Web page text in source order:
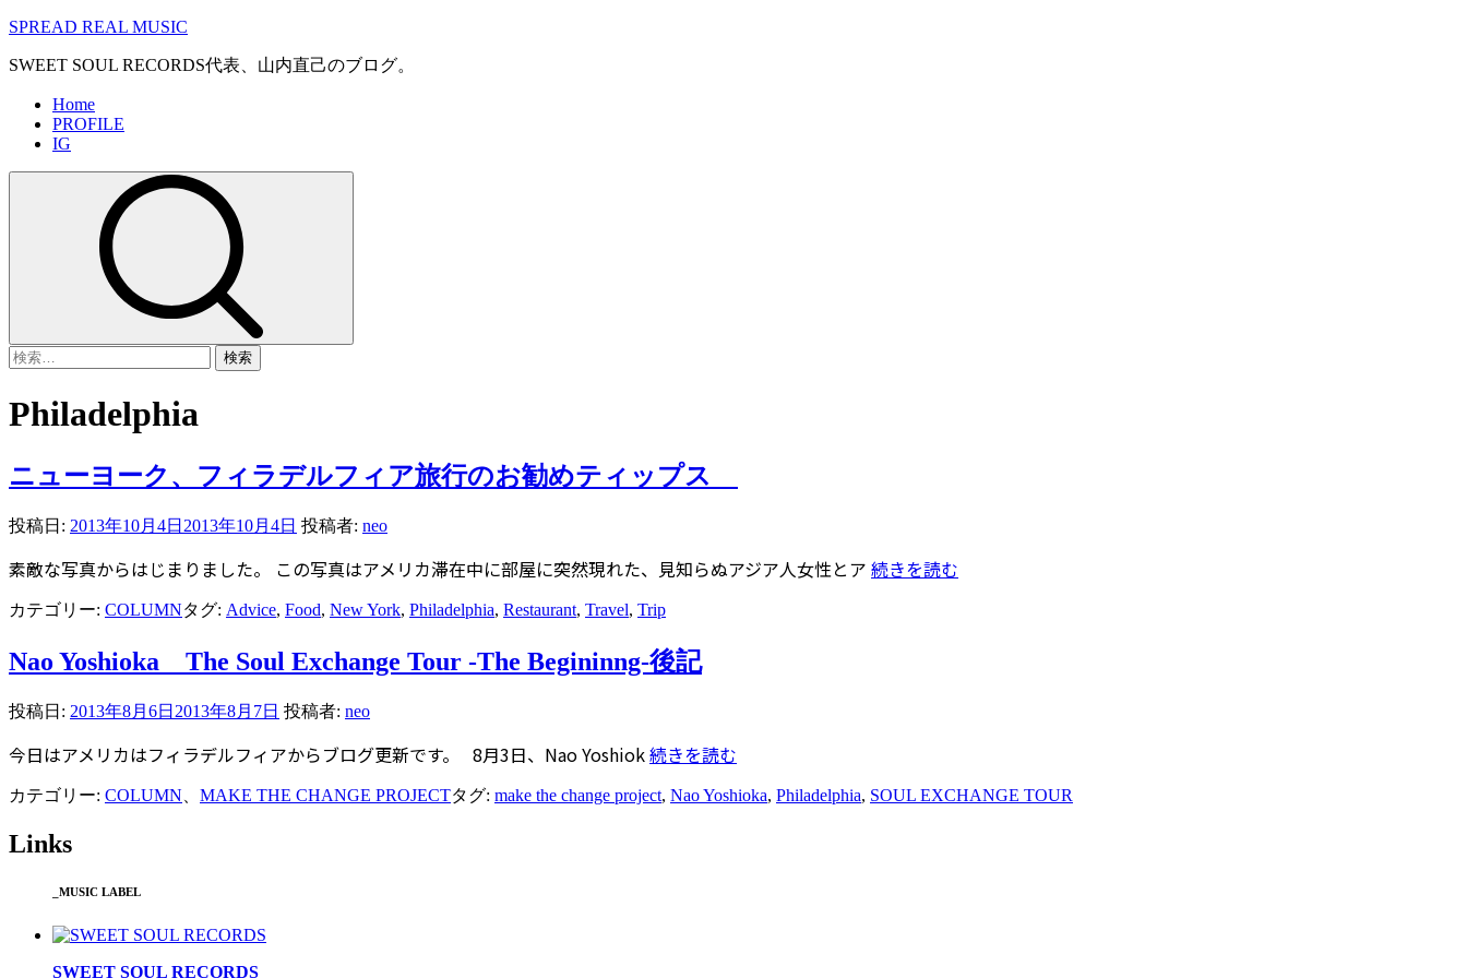
コ
テ
SPREAD REAL MUSIC
SWEET SOUL RECORDS代表、山内直己のブログ。
メ
Home
PROFILE
IG
検
Philadelphia
ニューヨーク、フィラデルフィア旅行のお勧めティップス
投稿日: 2013年10月4日 2013年10月4日 投稿者: neo
素敵な写真からはじまりました。 この写真はアメリカ滞在中に部屋に突然現れた、見知らぬアジア人女性とア 続きを読む
カテゴリー: COLUMNタグ: Advice, Food, New York, Philadelphia, Restaurant, Travel, Trip
Nao Yoshioka The Soul Exchange Tour -The Begininng-後記
投稿日: 2013年8月6日 2013年8月7日 投稿者: neo
今日はアメリカはフィラデルフィアからブログ更新です。 8月3日、Nao Yoshiok続きを読む
カテゴリー: COLUMN MAKE THE CHANGE PROJECTタグ: make the change project, Nao Yoshioka, Philadelphia, SOUL EXCHANGE TOUR
Links
_MUSIC LABEL
SWEET SOUL RECORDS